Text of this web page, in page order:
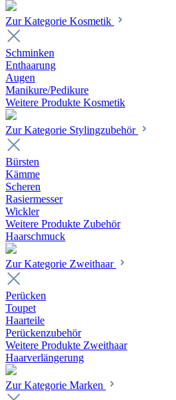
Zur Kategorie Kosmetik
Schminken
Enthaarung
Augen
Manikure/Pedikure
Weitere Produkte Kosmetik
Zur Kategorie Stylingzubehör
Bürsten
Kämme
Scheren
Rasiermesser
Wickler
Weitere Produkte Zubehör
Haarschmuck
Zur Kategorie Zweithaar
Perücken
Toupet
Haarteile
Perückenzubehör
Weitere Produkte Zweithaar
Haarverlängerung
Zur Kategorie Marken